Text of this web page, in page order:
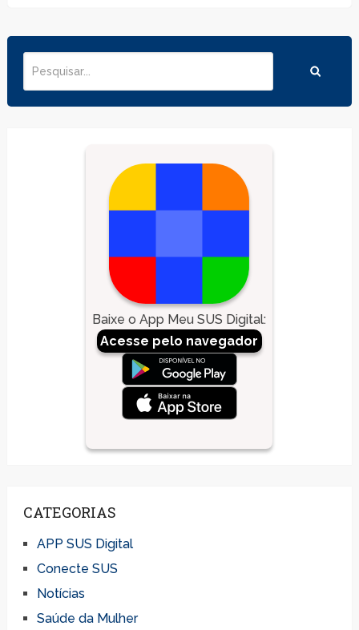
Baixe o App Meu SUS Digital:
Acesse pelo navegador
CATEGORIAS
APP SUS Digital
Conecte SUS
Notícias
Saúde da Mulher